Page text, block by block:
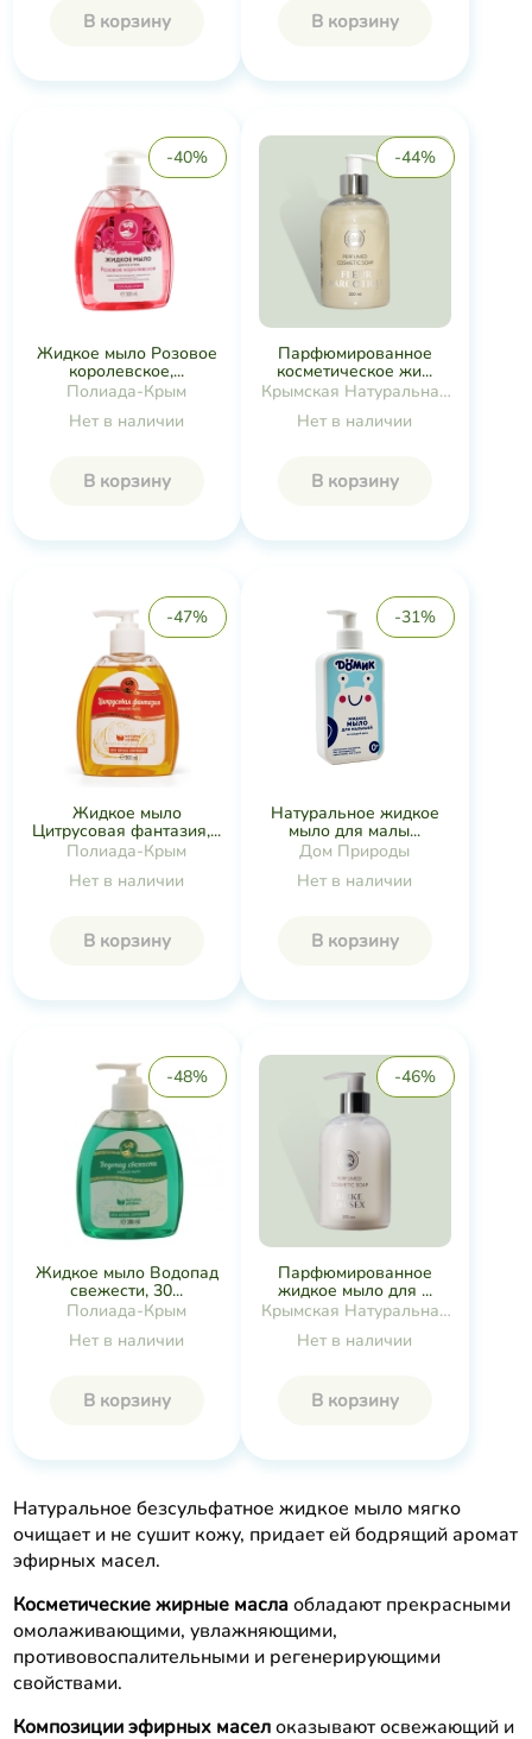
В корзину В корзину
-40%
Жидкое мыло Розовое
королевское,...
Полиада-Крым
Нет в наличии
В корзину
-44%
Парфюмированное
косметическое жи...
Крымская Натуральная
Коллекция
Нет в наличии
В корзину
-47%
Жидкое мыло
Цитрусовая фантазия,...
Полиада-Крым
Нет в наличии
В корзину
-31%
Натуральное жидкое
мыло для малы...
Дом Природы
Нет в наличии
В корзину
-48%
Жидкое мыло Водопад
свежести, 30...
Полиада-Крым
Нет в наличии
В корзину
-46%
Парфюмированное
жидкое мыло для ...
Крымская Натуральная
Коллекция
Нет в наличии
В корзину
Натуральное безсульфатное жидкое мыло мягко
очищает и не сушит кожу, придает ей бодрящий аромат
эфирных масел.
Косметические жирные маслаобладают прекрасными
омолаживающими, увлажняющими,
противовоспалительными и регенерирующими
свойствами.
Композиции эфирных маселоказывают освежающий и